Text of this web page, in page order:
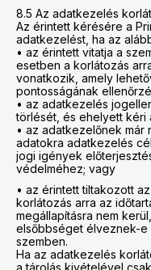
8.5 Az adatkezelés
Az érintett kérésére a
adatkezelést, ha az
• az érintett vitatja a
esetben a korlátozás
vonatkozik, amely
pontosságának
• az adatkezelés
törlését, és ehelyett kéri
• az adatkezelőnek már
adatokra adatkezelés
jogi igények
védelméhez; vagy
• az érintett tiltakozott
korlátozás arra az
megállapításra nem
elsőbbséget élveznek-e
szemben.
Ha az adatkezelés
a tárolás kivételével